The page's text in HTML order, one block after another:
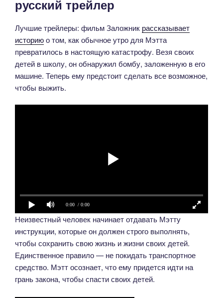
русский трейлер
Лучшие трейлеры: фильм Заложник рассказывает
историюо том, как обычное утро для Мэтта
превратилось в настоящую катастрофу. Везя своих
детей в школу, он обнаружил бомбу, заложенную в его
машине. Теперь ему предстоит сделать все возможное,
чтобы выжить.
0:00 / 0:00
Неизвестный человек начинает отдавать Мэтту
инструкции, которые он должен строго выполнять,
чтобы сохранить свою жизнь и жизни своих детей.
Единственное правило — не покидать транспортное
средство. Мэтт осознает, что ему придется идти на
грань закона, чтобы спасти своих детей.